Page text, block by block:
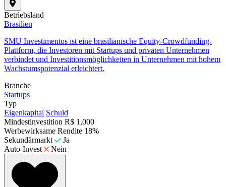
Betriebsland
Brasilien
​SMU Investimentos ist eine brasilianische Equity-Crowdfunding-
Plattform, die Investoren mit Startups und privaten Unternehmen
verbindet und Investitionsmöglichkeiten in Unternehmen mit hohem
Wachstumspotenzial erleichtert.
Branche
Startups
Typ
Eigenkapital Schuld
Mindestinvestition R$ 1,000
Werbewirksame Rendite 18%
Sekundärmarkt
Ja
Auto-Invest
Nein